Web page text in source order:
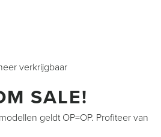
verkrijgbaar
SALE!
geldt OP=OP. Profiteer van